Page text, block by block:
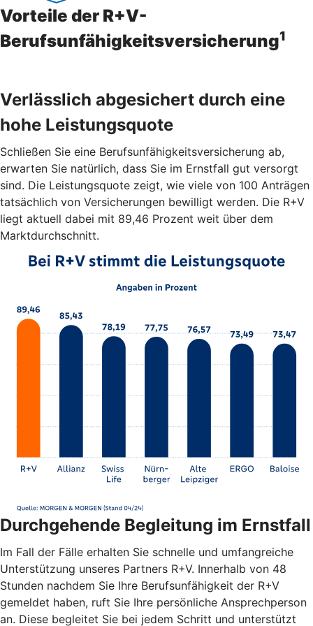
Vorteile der R+V-
Berufsunfähigkeitsversicherung1
Verlässlich abgesichert durch eine
hohe Leistungsquote
Schließen Sie eine Berufsunfähigkeitsversicherung ab,
erwarten Sie natürlich, dass Sie im Ernstfall gut versorgt
sind. Die Leistungsquote zeigt, wie viele von 100 Anträgen
tatsächlich von Versicherungen bewilligt werden. Die R+V
liegt aktuell dabei mit 89,46 Prozent weit über dem
Marktdurchschnitt.
Durchgehende Begleitung im Ernstfall
Im Fall der Fälle erhalten Sie schnelle und umfangreiche
Unterstützung unseres Partners R+V. Innerhalb von 48
Stunden nachdem Sie Ihre Berufsunfähigkeit der R+V
gemeldet haben, ruft Sie Ihre persönliche Ansprechperson
an. Diese begleitet Sie bei jedem Schritt und unterstützt